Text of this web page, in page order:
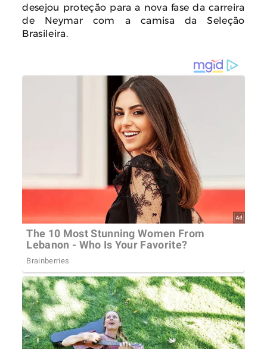
desejou proteção para a nova fase da carreira
de Neymar com a camisa da Seleção
Brasileira.